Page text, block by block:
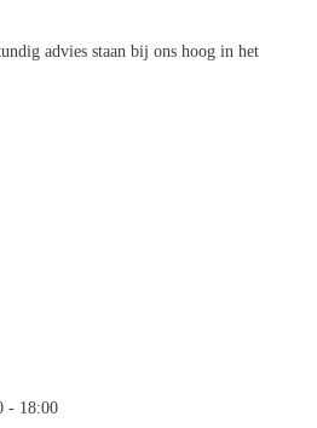
advies staan bij ons hoog in het
- 18:00